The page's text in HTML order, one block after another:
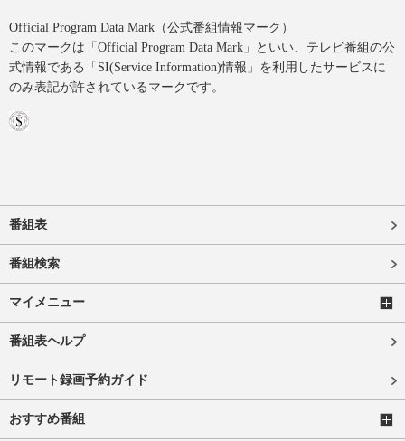
Official Program Data Mark（公式番組情報マーク）
このマークは「Official Program Data Mark」といい、テレビ番組の公
式情報である「SI(Service Information)情報」を利用したサービスに
のみ表記が許されているマークです。
番組表
番組検索
マイメニュー
番組表ヘルプ
リモート録画予約ガイド
おすすめ番組